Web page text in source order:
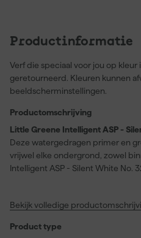
Productinformatie
Verf die speciaal voor jou op
geretourneerd. Kleuren kunnen
beeldscherminstellingen.
Productomschrijving
Little Greene Intelligent ASP -
Deze watergedragen primer en
vrijwel elke ondergrond, zowel
Intelligent ASP - Silent White No.
de eenvoudige verwerking en een
uitstraling maakt deze primer
Bekijk volledige
Product type